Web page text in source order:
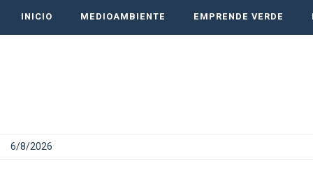
INICIO MEDIOAMBIENTE EMPRENDE VERDE
6/8/2026